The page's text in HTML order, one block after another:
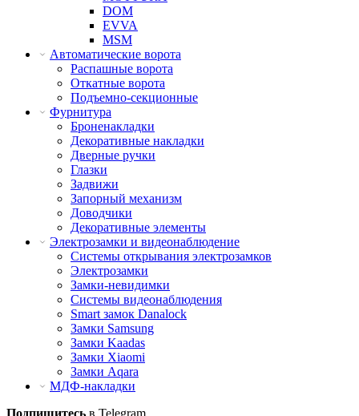
DOM
EVVA
MSM
Автоматические ворота
Распашные ворота
Откатные ворота
Подъемно-секционные
Фурнитура
Броненакладки
Декоративные накладки
Дверные ручки
Глазки
Задвижи
Запорный механизм
Доводчики
Декоративные элементы
Электрозамки и видеонаблюдение
Системы открывания электрозамков
Электрозамки
Замки-невидимки
Системы видеонаблюдения
Smart замок Danalock
Замки Samsung
Замки Kaadas
Замки Xiaomi
Замки Aqara
МДФ-накладки
Подпишитесь в Telegram